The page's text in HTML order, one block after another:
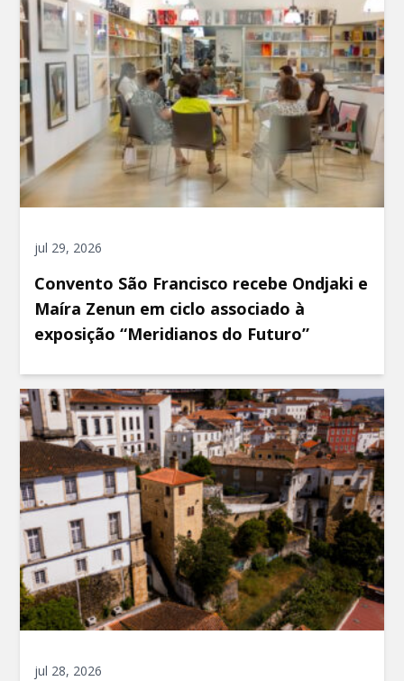
jul 29, 2026
Convento São Francisco recebe Ondjaki e
Maíra Zenun em ciclo associado à
exposição “Meridianos do Futuro”
jul 28, 2026